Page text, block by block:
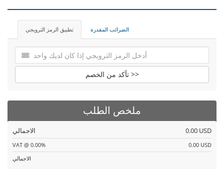
تطبيق الرمز الترويجي الضرائب المقدرة
تأكد من الخصم >>
ملخص الطلب
الاجمالي 0.00 USD
VAT @ 0.00%
0.00 USD
الاجمالي